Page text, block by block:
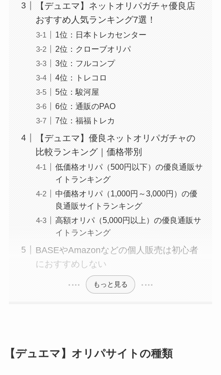
【デュエマ】ネットオリパガチャ優良店
おすすめ人気ランキング7選！
1位：日本トレカセンター
2位：クローブオリパ
3位：フルコンプ
4位：トレコロ
5位：駿河屋
6位：通販のPAO
7位：福福トレカ
【デュエマ】優良ネットオリパガチャの
比較ランキング｜価格帯別
低価格オリパ（500円以下）の優良通販サ
イトランキング
中価格オリパ（1,000円～3,000円）の優
良通販サイトランキング
高額オリパ（5,000円以上）の優良通販サ
イトランキング
BASEやAmazonなどの個人販売は初心者
におすすめしない
もっと見る
【デュエマ】オリパサイトの種類